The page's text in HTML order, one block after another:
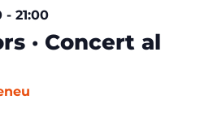
- 21:00
· Concert al